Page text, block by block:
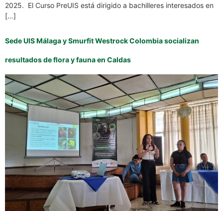
2025. El Curso PreUIS está dirigido a bachilleres interesados en
[…]
Sede UIS Málaga y Smurfit Westrock Colombia socializan
resultados de flora y fauna en Caldas